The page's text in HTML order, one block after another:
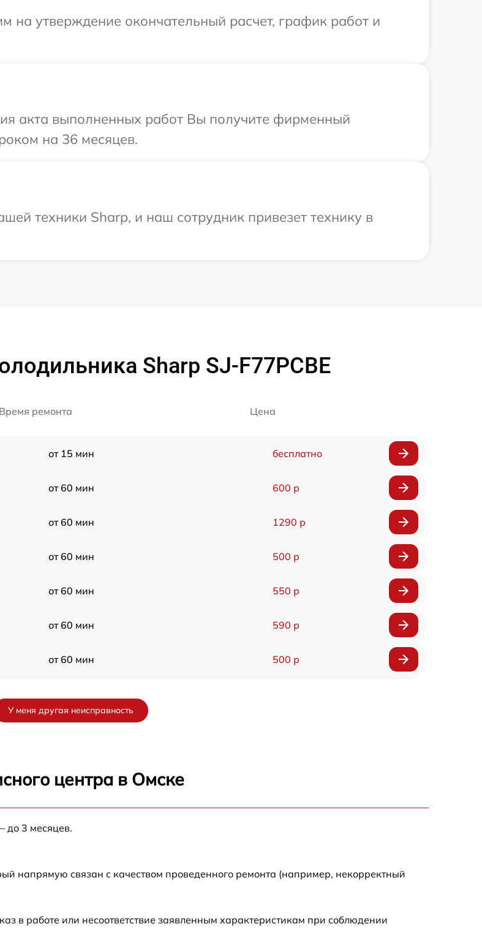
на утверждение окончательный расчет, график работ и
акта выполненных работ Вы получите фирменный
на 36 месяцев.
техники Sharp, и наш сотрудник привезет технику в
Sharp SJ-F77PCBE
Время ремонта Цена
от 15 мин бесплатно
от 60 мин 600 р
от 60 мин 1290 р
от 60 мин 500 р
от 60 мин 550 р
от 60 мин 590 р
от 60 мин 500 р
от 60 мин
У меня другая неисправность
центра в Омске
до 3 месяцев.
напрямую связан с качеством проведенного ремонта (например, некорректный
в работе или несоответствие заявленным характеристикам при соблюдении